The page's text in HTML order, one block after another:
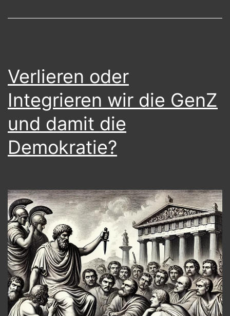
Verlieren oder
Integrieren wir die GenZ
und damit die
Demokratie?